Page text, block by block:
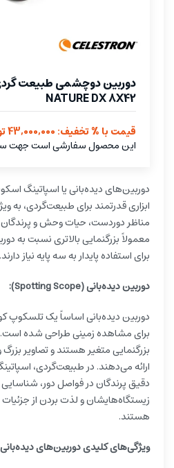
دوربین دوچشمی طبیعت
NATURE DX 8X42
قیمت با % تخفیف: 43,000,000 تومان
این محصول سفارشی است جهت
ابزاری قدرتمند برای طبیعت‌گردی، به
مناظر دوردست، حیات وحش و
معمولاً بزرگنمایی بالاتری نسبت به
برای استفاده پایدار به سه پایه نیاز دارند.
دوربین دیده‌بانی (Spotting Scope):
دوربین دیده‌بانی اساساً یک
برای مشاهده زمینی طراحی شده است.
بزرگنمایی متغیر هستند و تصاویر
ارائه می‌دهند. در طبیعت‌گردی،
دقیق پرندگان در فواصل دور،
زیستگاه‌هایشان و لذت بردن از
هستند.
ویژگی‌های کلیدی دوربین‌های